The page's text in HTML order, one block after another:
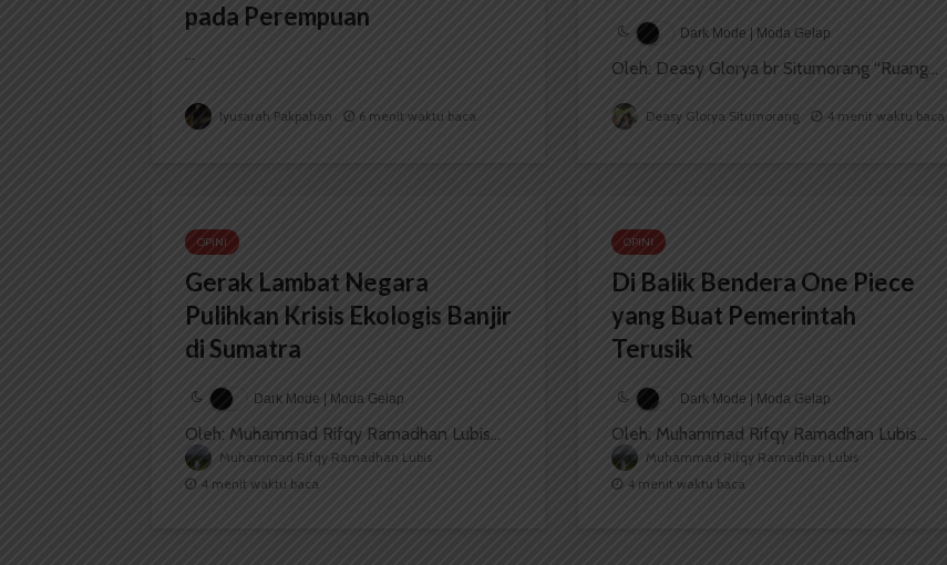
pada Perempuan
...
Iyusarah Pakpahan 6 menit waktu baca
Dark Mode | Moda Gelap
Oleh: Deasy Glorya br Situmorang “Ruang...
Deasy Glorya Situmorang 4 menit waktu baca
OPINI
Gerak Lambat Negara
Pulihkan Krisis Ekologis Banjir
di Sumatra
Dark Mode | Moda Gelap
Oleh: Muhammad Rifqy Ramadhan Lubis...
Muhammad Rifqy Ramadhan Lubis
4 menit waktu baca
OPINI
Di Balik Bendera One Piece
yang Buat Pemerintah
Terusik
Dark Mode | Moda Gelap
Oleh: Muhammad Rifqy Ramadhan Lubis...
Muhammad Rifqy Ramadhan Lubis
4 menit waktu baca